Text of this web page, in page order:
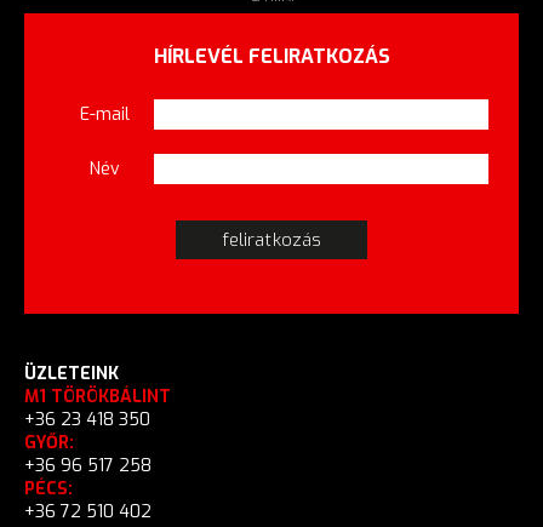
HÍRLEVÉL FELIRATKOZÁS
E-mail
Név
ÜZLETEINK
M1 TÖRÖKBÁLINT
+36 23 418 350
GYŐR:
+36 96 517 258
PÉCS:
+36 72 510 402